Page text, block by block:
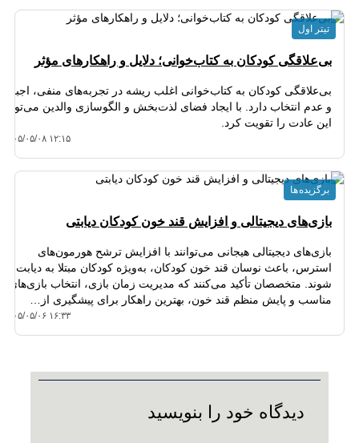
بی‌علاقگی کودکان به کتاب‌خوانی؛ دلایل و راهکارهای مؤثر
بی‌علاقگی کودکان به کتاب‌خوانی اغلب ریشه در تجربه‌های منفی، اجبار
و عدم انتخاب دارد. با ایجاد فضای لذت‌بخش و الگوسازی والدین می‌توان
این عادت را تقویت کرد.
۱۴۰۵/۰۵/۰۸ ۱۲:۱۵
تیتر اول
بازی‌های دیجیتالی و افزایش قند خون کودکان دیابتی
بازی‌های دیجیتالی هیجانی می‌توانند با افزایش ترشح هورمون‌های
استرس، باعث نوسان قند خون کودکان، به‌ویژه کودکان مبتلا به دیابت
شوند. متخصصان تأکید می‌کنند که مدیریت زمان بازی، انتخاب بازی‌های
مناسب و پایش منظم قند خون، بهترین راهکار برای پیشگیری از…
۱۴۰۵/۰۵/۰۶ ۱۶:۳۳
برگزیده ها
دیدگاه‌ خود را بنویسید